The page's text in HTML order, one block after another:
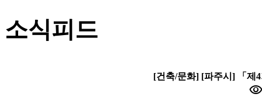
소식피드
[건축/문화] [파주시] 「제